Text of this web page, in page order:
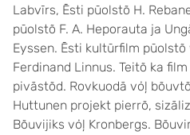
Labvīrs, Ēsti pūolstõ H.
pūolstõ F. A. Heporauta ja
Eyssen. Ēsti kultūrfilm
Ferdinand Linnus. Teitõ ka
pivāstõd. Rovkuodā vȯļ
Huttunen projekt pierrõ,
Bõuvijiks vȯļ Kronbergs.